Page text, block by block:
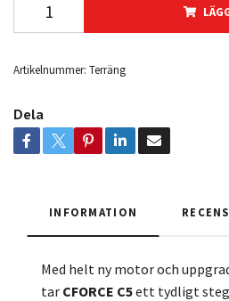
Artikelnummer: Terräng
Dela
INFORMATION
Med helt ny motor och
tar CFORCE C5ett tydligt steg